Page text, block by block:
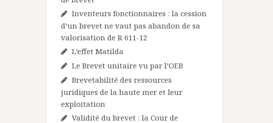
Inventeurs fonctionnaires : la cession
d’un brevet ne vaut pas abandon de sa
valorisation de R 611-12
L’effet Matilda
Le Brevet unitaire vu par l’OEB
Brevetabilité des ressources
juridiques de la haute mer et leur
exploitation
Validité du brevet : la Cour de